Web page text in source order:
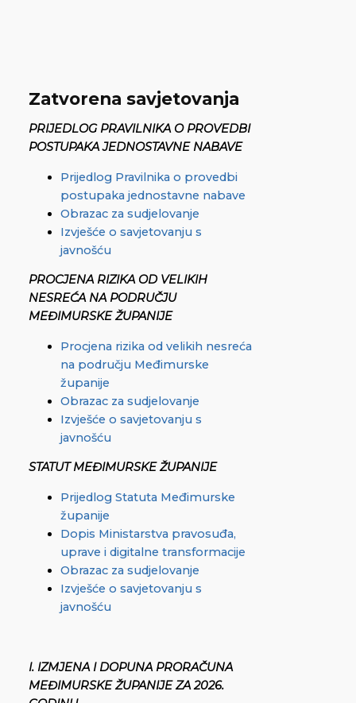
Zatvorena savjetovanja
PRIJEDLOG PRAVILNIKA O PROVEDBI
POSTUPAKA JEDNOSTAVNE NABAVE
Prijedlog Pravilnika o provedbi
postupaka jednostavne nabave
Obrazac za sudjelovanje
Izvješće o savjetovanju s
javnošću
PROCJENA RIZIKA OD VELIKIH
NESREĆA NA PODRUČJU
MEĐIMURSKE ŽUPANIJE
Procjena rizika od velikih nesreća
na području Međimurske
županije
Obrazac za sudjelovanje
Izvješće o savjetovanju s
javnošću
STATUT MEĐIMURSKE ŽUPANIJE
Prijedlog Statuta Međimurske
županije
Dopis Ministarstva pravosuđa,
uprave i digitalne transformacije
Obrazac za sudjelovanje
Izvješće o savjetovanju s
javnošću
I. IZMJENA I DOPUNA PRORAČUNA
MEĐIMURSKE ŽUPANIJE ZA 2026.